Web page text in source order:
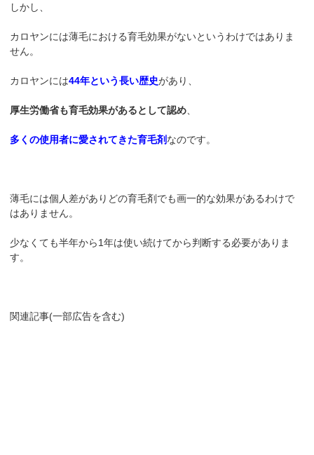
しかし、
カロヤンには薄毛における育毛効果がないというわけではありま
せん。
カロヤンには44年という長い歴史があり、
厚生労働省も育毛効果があるとして認め
多くの使用者に愛されてきた育毛剤なのです。
薄毛には個人差がありどの育毛剤でも画一的な効果があるわけで
はありません。
少なくても半年から1年は使い続けてから判断する必要がありま
す。
関連記事(一部広告を含む)